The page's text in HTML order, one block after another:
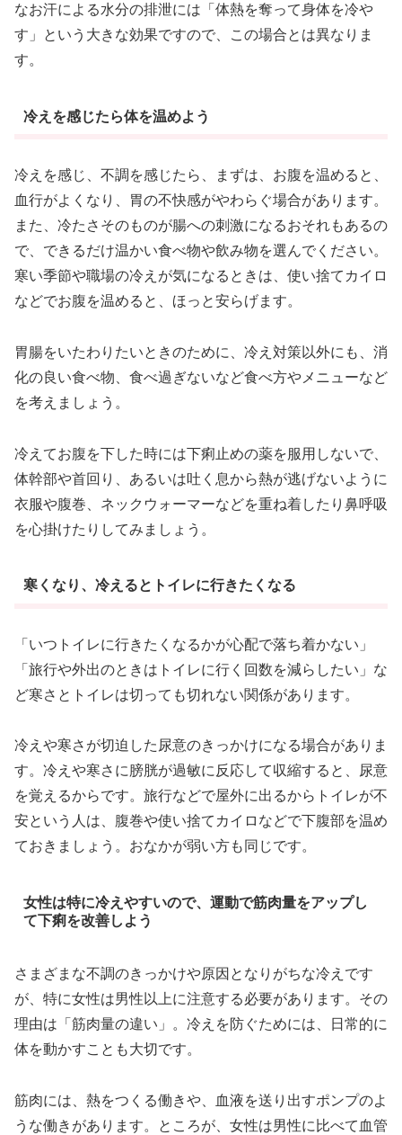
なお汗による水分の排泄には「体熱を奪って身体を冷や
す」という大きな効果ですので、この場合とは異なりま
す。
冷えを感じたら体を温めよう
冷えを感じ、不調を感じたら、まずは、お腹を温めると、
血行がよくなり、胃の不快感がやわらぐ場合があります。
また、冷たさそのものが腸への刺激になるおそれもあるの
で、できるだけ温かい食べ物や飲み物を選んでください。
寒い季節や職場の冷えが気になるときは、使い捨てカイロ
などでお腹を温めると、ほっと安らげます。
胃腸をいたわりたいときのために、冷え対策以外にも、消
化の良い食べ物、食べ過ぎないなど食べ方やメニューなど
を考えましょう。
冷えてお腹を下した時には下痢止めの薬を服用しないで、
体幹部や首回り、あるいは吐く息から熱が逃げないように
衣服や腹巻、ネックウォーマーなどを重ね着したり鼻呼吸
を心掛けたりしてみましょう。
寒くなり、冷えるとトイレに行きたくなる
「いつトイレに行きたくなるかが心配で落ち着かない」
「旅行や外出のときはトイレに行く回数を減らしたい」な
ど寒さとトイレは切っても切れない関係があります。
冷えや寒さが切迫した尿意のきっかけになる場合がありま
す。冷えや寒さに膀胱が過敏に反応して収縮すると、尿意
を覚えるからです。旅行などで屋外に出るからトイレが不
安という人は、腹巻や使い捨てカイロなどで下腹部を温め
ておきましょう。おなかが弱い方も同じです。
女性は特に冷えやすいので、運動で筋肉量をアップし
て下痢を改善しよう
さまざまな不調のきっかけや原因となりがちな冷えです
が、特に女性は男性以上に注意する必要があります。その
理由は「筋肉量の違い」。冷えを防ぐためには、日常的に
体を動かすことも大切です。
筋肉には、熱をつくる働きや、血液を送り出すポンプのよ
うな働きがあります。ところが、女性は男性に比べて血管